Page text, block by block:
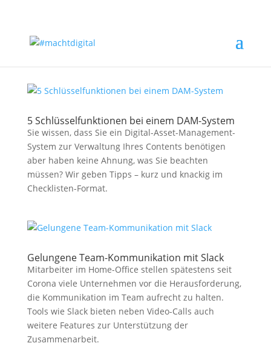
5 Schlüsselfunktionen bei einem DAM-System
Sie wissen, dass Sie ein Digital-Asset-Management-
System zur Verwaltung Ihres Contents benötigen
aber haben keine Ahnung, was Sie beachten
müssen? Wir geben Tipps – kurz und knackig im
Checklisten-Format.
Gelungene Team-Kommunikation mit Slack
Mitarbeiter im Home-Office stellen spätestens seit
Corona viele Unternehmen vor die Herausforderung,
die Kommunikation im Team aufrecht zu halten.
Tools wie Slack bieten neben Video-Calls auch
weitere Features zur Unterstützung der
Zusammenarbeit.